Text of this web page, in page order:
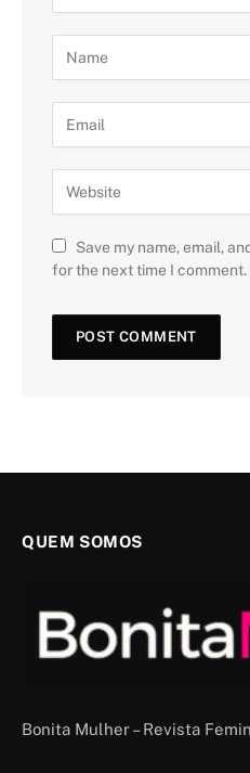
Save my name, email,
for the next time I comment.
QUEM SOMOS
Bonita Mulher – Revista